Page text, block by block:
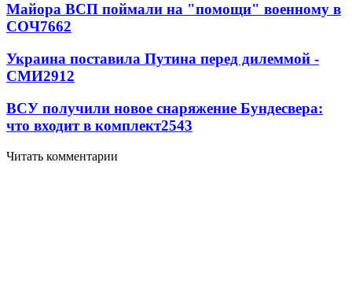
Майора ВСП поймали на "помощи" военному в
СОЧ7662
Украина поставила Путина перед дилеммой -
СМИ2912
ВСУ получили новое снаряжение Бундесвера:
что входит в комплект2543
Читать комментарии